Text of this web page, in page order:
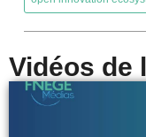
Vidéos de